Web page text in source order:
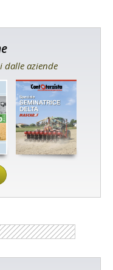
dalle aziende